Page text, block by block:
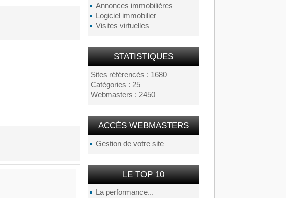
Annonces immobilières
Logiciel immobilier
Visites virtuelles
STATISTIQUES
Sites référencés : 1680
Catégories : 25
Webmasters : 2450
ACCÉS WEBMASTERS
Gestion de votre site
LE TOP 10
La performance...